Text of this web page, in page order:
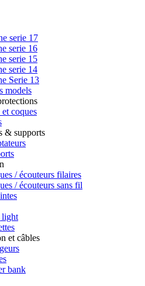
serie 17
serie 16
serie 15
serie 14
Serie 13
models
coques
& supports
/ écouteurs filaires
/ écouteurs sans fil
light
et câbles
bank